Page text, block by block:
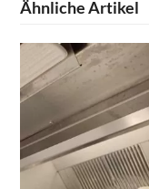
Ähnliche Artikel